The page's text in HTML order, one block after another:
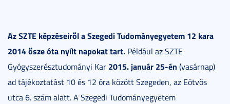
Az SZTE képzéseiről a Szegedi Tudományegyetem 12 kara
2014 ősze óta nyílt napokat tart. Például az SZTE
Gyógyszerésztudományi Kar 2015. január 25-én (vasárnap)
ad tájékoztatást 10 és 12 óra között Szegeden, az Eötvös
utca 6. szám alatt. A Szegedi Tudományegyetem